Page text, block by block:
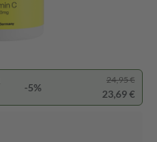
-5%
24,95 €
23,69 €